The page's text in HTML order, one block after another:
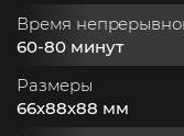
Время
60-80 минут
Размеры
66х88х88 мм